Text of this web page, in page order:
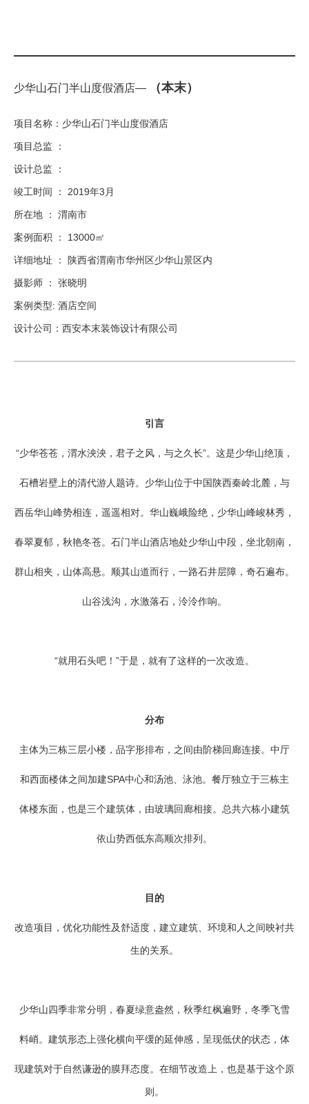
少华山石门半山度假酒店— （本末）
项目名称：少华山石门半山度假酒店
项目总监 ：
设计总监 ：
竣工时间 ： 2019年3月
所在地 ： 渭南市
案例面积 ： 13000㎡
详细地址 ： 陕西省渭南市华州区少华山景区内
摄影师 ： 张晓明
案例类型: 酒店空间
设计公司：西安本末装饰设计有限公司
引言
“少华苍苍，渭水泱泱，君子之风，与之久长”。这是少华山绝顶，
石槽岩壁上的清代游人题诗。少华山位于中国陕西秦岭北麓，与
西岳华山峰势相连，遥遥相对。华山巍峨险绝，少华山峰峻林秀，
春翠夏郁，秋艳冬苍。石门半山酒店地处少华山中段，坐北朝南，
群山相夹，山体高悬。顺其山道而行，一路石井层障，奇石遍布。
山谷浅沟，水激落石，泠泠作响。
“就用石头吧！”于是，就有了这样的一次改造。
分布
主体为三栋三层小楼，品字形排布，之间由阶梯回廊连接。中厅
和西面楼体之间加建SPA中心和汤池、泳池。餐厅独立于三栋主
体楼东面，也是三个建筑体，由玻璃回廊相接。总共六栋小建筑
依山势西低东高顺次排列。
目的
改造项目，优化功能性及舒适度，建立建筑、环境和人之间映衬共
生的关系。
少华山四季非常分明，春夏绿意盎然，秋季红枫遍野，冬季飞雪
料峭。建筑形态上强化横向平缓的延伸感，呈现低伏的状态，体
现建筑对于自然谦逊的膜拜态度。在细节改造上，也是基于这个原
则。